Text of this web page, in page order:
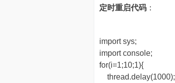
定时重启代码 ：
import sys;
import console;
for(i=1;10;1){
thread.delay(1000);